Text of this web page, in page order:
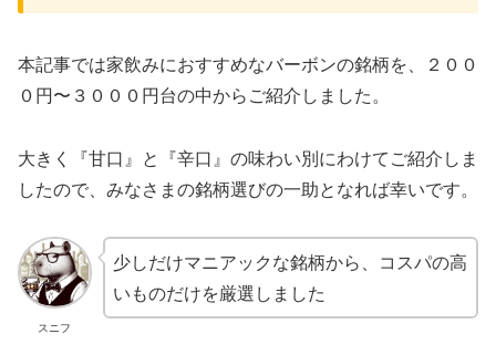
本記事では家飲みにおすすめなバーボンの銘柄を、２００
０円〜３０００円台の中からご紹介しました。
大きく『甘口』と『辛口』の味わい別にわけてご紹介しま
したので、みなさまの銘柄選びの一助となれば幸いです。
スニフ
少しだけマニアックな銘柄から、コスパの高
いものだけを厳選しました